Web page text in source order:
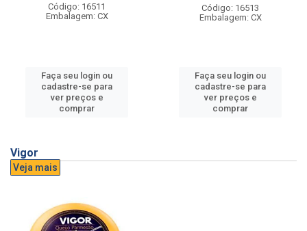
Código: 16511
Embalagem: CX
Faça seu login ou
cadastre-se para
ver preços e
comprar
Código: 16513
Embalagem: CX
Faça seu login ou
cadastre-se para
ver preços e
comprar
Vigor
Veja mais